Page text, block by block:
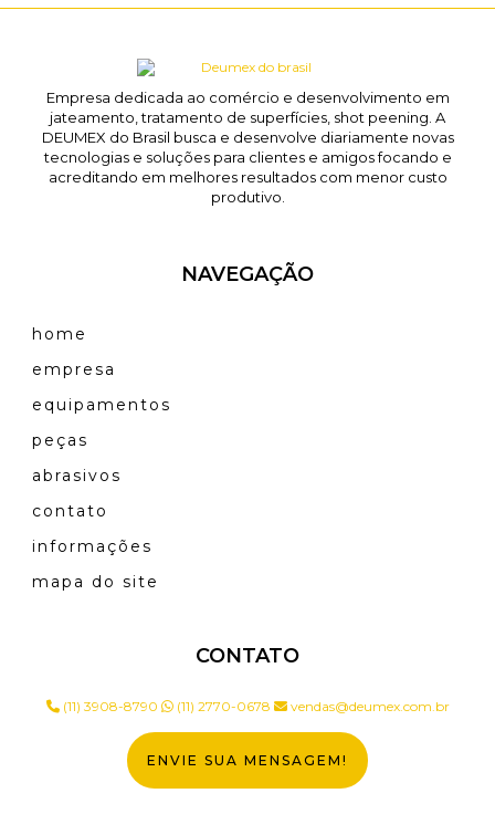
Empresa dedicada ao comércio e desenvolvimento em
jateamento, tratamento de superfícies, shot peening. A
DEUMEX do Brasil busca e desenvolve diariamente novas
tecnologias e soluções para clientes e amigos focando e
acreditando em melhores resultados com menor custo
produtivo.
NAVEGAÇÃO
home
empresa
equipamentos
peças
abrasivos
contato
informações
mapa do site
CONTATO
(11) 3908-8790 (11) 2770-0678 vendas@deumex.com.br
ENVIE SUA MENSAGEM!